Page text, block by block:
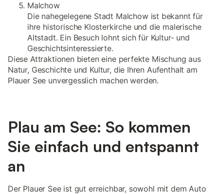
Malchow
Die nahegelegene Stadt Malchow ist bekannt für
ihre historische Klosterkirche und die malerische
Altstadt. Ein Besuch lohnt sich für Kultur- und
Geschichtsinteressierte.
Diese Attraktionen bieten eine perfekte Mischung aus
Natur, Geschichte und Kultur, die Ihren Aufenthalt am
Plauer See unvergesslich machen werden.
Plau am See: So kommen
Sie einfach und entspannt
an
Der Plauer See ist gut erreichbar, sowohl mit dem Auto